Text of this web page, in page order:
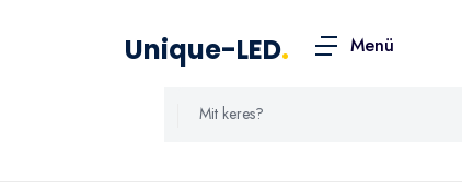
Unique-LED. Menü